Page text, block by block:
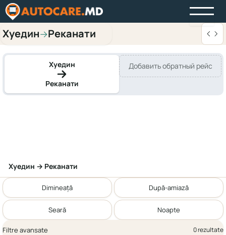
Хуедин→Реканати
Хуедин
Реканати
Добавить обратный рейс
Хуедин → Реканати
Dimineață După-amiază
Seară Noapte
Filtre avansate 0 rezultate